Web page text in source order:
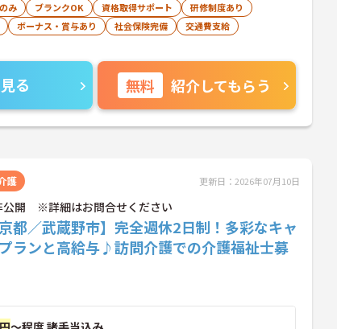
み ブランクOK 資格取得サポート
研修制度あり
ボーナス・賞与あり 社会保険完備
交通費支給
る 無料 紹介してもらう
護 更新日：2026年07月10日
公開 ※詳細はお問合せください
京都／武蔵野市】完全週休2日制！多彩なキャ
ランと高給与♪訪問介護での介護福祉士募